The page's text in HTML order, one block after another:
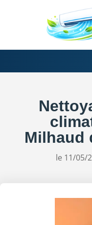
Milhaud
le 11/05/